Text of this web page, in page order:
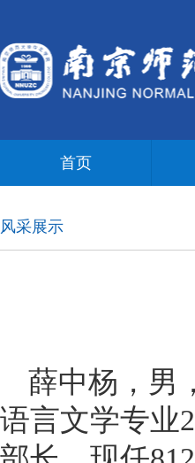
首页
风采展示
薛中杨，男
语言文学专业